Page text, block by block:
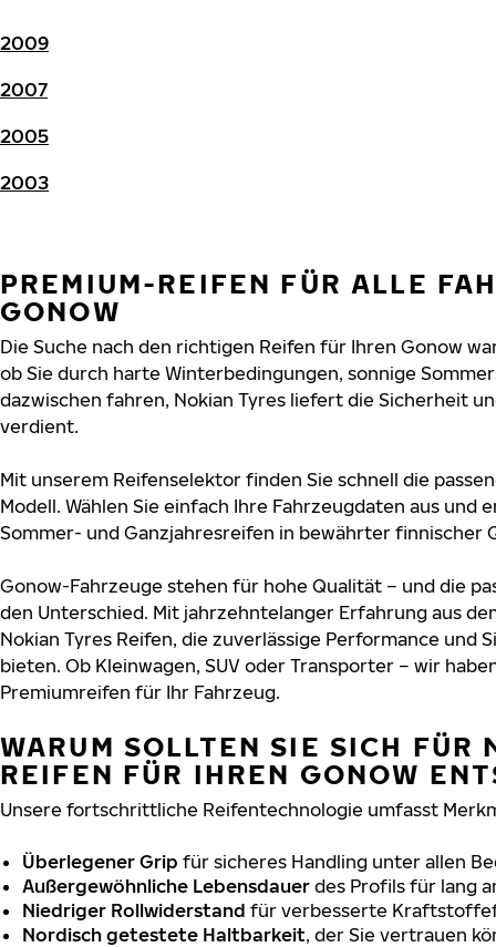
2009
2007
2005
2003
PREMIUM-REIFEN FÜR ALLE
GONOW
Die Suche nach den richtigen Reifen für Ihren Gonow
ob Sie durch harte Winterbedingungen, sonnige
dazwischen fahren, Nokian Tyres liefert die Sicherheit
verdient.
Mit unserem Reifenselektor finden Sie schnell die
Modell. Wählen Sie einfach Ihre Fahrzeugdaten aus und
Sommer- und Ganzjahresreifen in bewährter finnischer
Gonow-Fahrzeuge stehen für hohe Qualität – und die
den Unterschied. Mit jahrzehntelanger Erfahrung aus
Nokian Tyres Reifen, die zuverlässige Performance und
bieten. Ob Kleinwagen, SUV oder Transporter – wir
Premiumreifen für Ihr Fahrzeug.
WARUM SOLLTEN SIE SICH FÜR
REIFEN FÜR IHREN GONOW
Unsere fortschrittliche Reifentechnologie umfasst
Überlegener Grip für sicheres Handling unter allen
Außergewöhnliche Lebensdauer des Profils für lang
Niedriger Rollwiderstand für verbesserte
Nordisch getestete Haltbarkeit, der Sie vertrauen